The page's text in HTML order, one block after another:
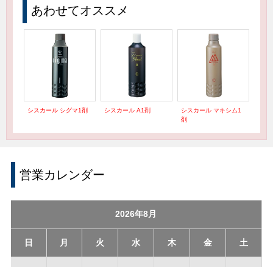
あわせてオススメ
シスカール シグマ1剤 シスカール A1剤
シスカール マキシム1
剤
営業カレンダー
2026年8月
日 月 火 水 木 金 土